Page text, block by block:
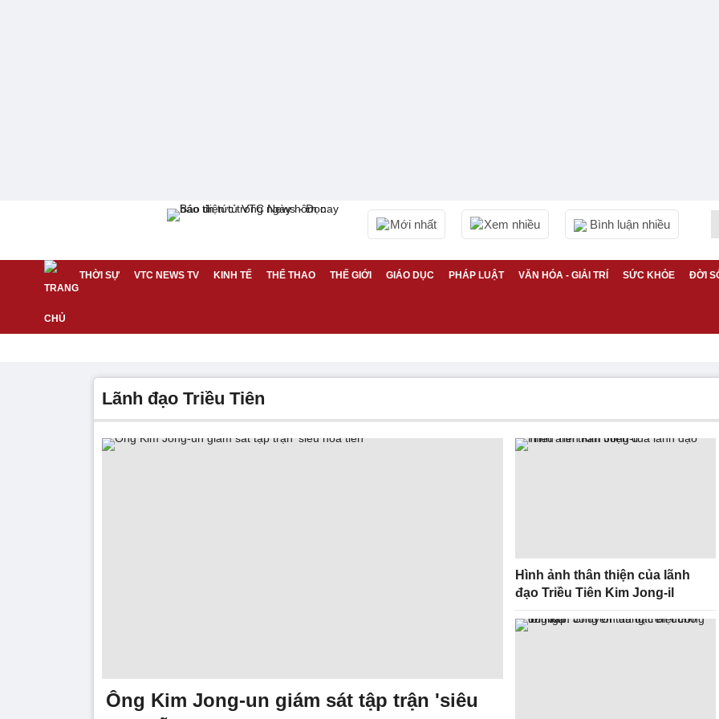
Mới nhất Xem nhiều Bình luận nhiều
THỜI SỰ VTC NEWS TV KINH TẾ THỂ THAO THẾ GIỚI GIÁO DỤC PHÁP LUẬT VĂN HÓA - GIẢI TRÍ SỨC KHỎE ĐỜI
Lãnh đạo Triều Tiên
Ông Kim Jong-un giám sát tập trận 'siêu
Hình ảnh thân thiện của lãnh
đạo Triều Tiên Kim Jong-il